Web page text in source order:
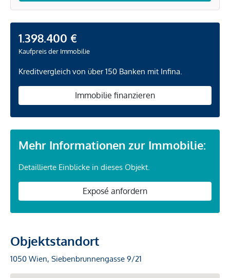
1.398.400 €
Kaufpreis der Immobilie
Kreditvergleich von über 150 Banken mit Infina.
Immobilie finanzieren
Mehr Informationen zur Immobilie:
Detaillierte Einblicke in dieses Objekt.
Exposé anfordern
Objektstandort
1050 Wien, Siebenbrunnengasse 9/21